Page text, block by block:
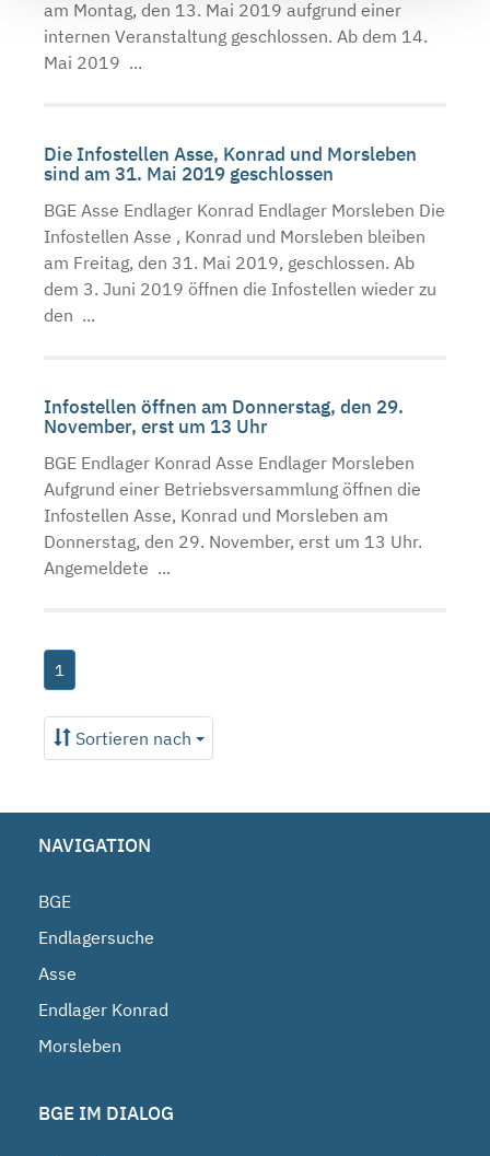
am Montag, den 13. Mai 2019 aufgrund einer
internen Veranstaltung geschlossen. Ab dem 14.
Mai 2019 ...
Die Infostellen Asse, Konrad und Morsleben
sind am 31. Mai 2019 geschlossen
BGE Asse Endlager Konrad Endlager Morsleben Die
Infostellen Asse , Konrad und Morsleben bleiben
am Freitag, den 31. Mai 2019, geschlossen. Ab
dem 3. Juni 2019 öffnen die Infostellen wieder zu
den ...
Infostellen öffnen am Donnerstag, den 29.
November, erst um 13 Uhr
BGE Endlager Konrad Asse Endlager Morsleben
Aufgrund einer Betriebsversammlung öffnen die
Infostellen Asse, Konrad und Morsleben am
Donnerstag, den 29. November, erst um 13 Uhr.
Angemeldete ...
1
Sortieren nach
NAVIGATION
BGE
Endlagersuche
Asse
Endlager Konrad
Morsleben
BGE IM DIALOG